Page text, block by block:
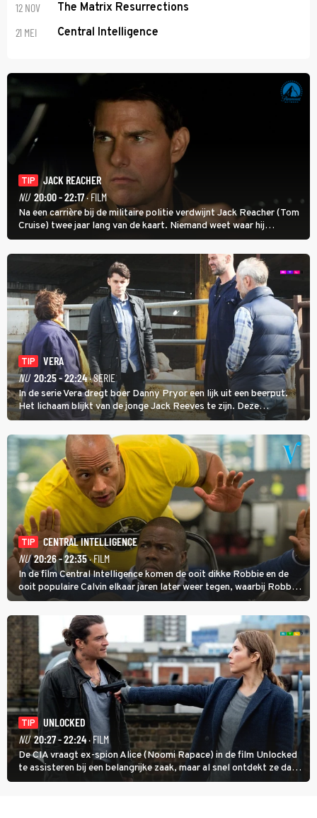
12 NOV The Matrix Resurrections
21 MEI Central Intelligence
TIP
JACK REACHER
NU 20:00 - 22:17· FILM
Na een carrière bij de militaire politie verdwijnt Jack Reacher (Tom
Cruise) twee jaar lang van de kaart. Niemand weet waar hij
uithangt, totdat moordverdachte James Barr naar hem vraagt.
TIP
VERA
NU 20:25 - 22:24· SERIE
In de serie Vera dregt boer Danny Pryor een lijk uit een beerput.
Het lichaam blijkt van de jonge Jack Reeves te zijn. Deze
homoseksuele woonwagenbewoner had gebroken met zijn familie
en verliet het kamp met slaande ruzie.
TIP
CENTRAL INTELLIGENCE
NU 20:26 - 22:35· FILM
In de film Central Intelligence komen de ooit dikke Robbie en de
ooit populaire Calvin elkaar jaren later weer tegen, waarbij Robbie,
inmiddels supergespierd en werkzaam voor de CIA, Calvins hulp
goed kan gebruiken.
TIP
UNLOCKED
NU 20:27 - 22:24· FILM
De CIA vraagt ex-spion Alice (Noomi Rapace) in de film Unlocked
te assisteren bij een belangrijke zaak, maar al snel ontdekt ze dat
degene die haar aanstelde kwade bedoelingen heeft.